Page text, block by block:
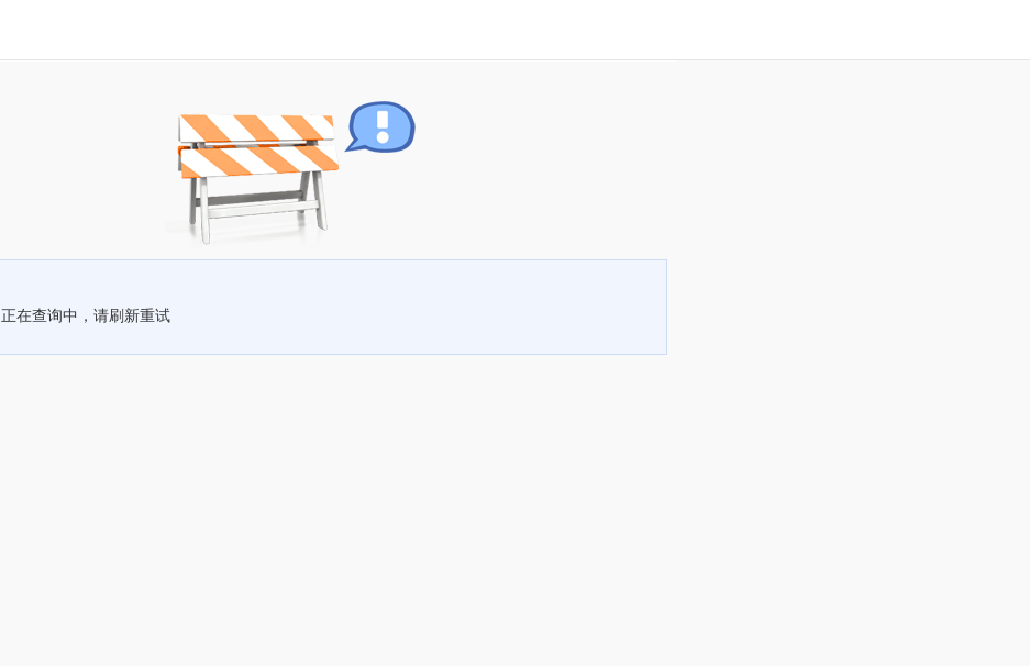
正在查询中，请刷新重试